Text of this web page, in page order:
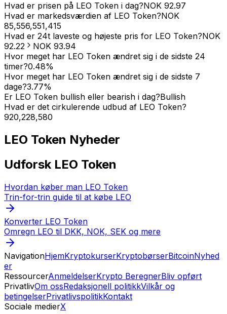
Hvad er prisen på LEO Token i dag?NOK 92.97
Hvad er markedsværdien af LEO Token?NOK
85,556,551,415
Hvad er 24t laveste og højeste pris for LEO Token?NOK
92.22
NOK 93.94
Hvor meget har LEO Token ændret sig i de sidste 24
timer?0.48%
Hvor meget har LEO Token ændret sig i de sidste 7
dage?3.77%
Er LEO Token bullish eller bearish i dag?Bullish
Hvad er det cirkulerende udbud af LEO Token?
920,228,580
LEO Token Nyheder
Udforsk LEO Token
Hvordan køber man LEO Token
Trin-for-trin guide til at købe LEO
Konverter LEO Token
Omregn LEO til DKK, NOK, SEK og mere
NavigationHjemKryptokurserKryptobørserBitcoinNyhed
er
RessourcerAnmeldelserKrypto BeregnerBliv opført
PrivatlivOm ossRedaksjonell politikkVilkår og
betingelserPrivatlivspolitikKontakt
Sociale medierX